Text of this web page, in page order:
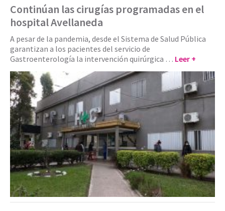
Continúan las cirugías programadas en el
hospital Avellaneda
A pesar de la pandemia, desde el Sistema de Salud Pública
garantizan a los pacientes del servicio de
Gastroenterología la intervención quirúrgica … Leer +